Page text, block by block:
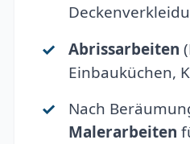
Abrissarbeiten
Einbauküchen,
Nach
Malerarbeiten